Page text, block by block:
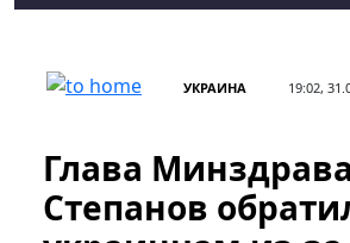
УКРАИНА 19:02,
Глава Минздрава
Степанов